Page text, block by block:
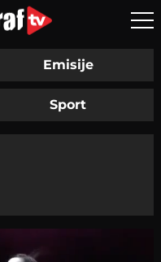
Emisije
Sport